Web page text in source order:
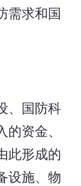
需求和国
、国防科
资金、
此形成的
设施、物